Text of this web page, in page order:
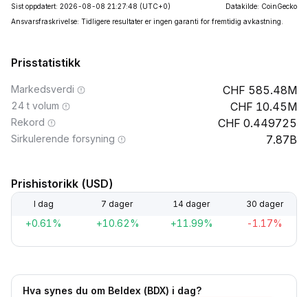
Sist oppdatert: 2026-08-08 21:27:48 (UTC+0)
Datakilde: CoinGecko
Ansvarsfraskrivelse: Tidligere resultater er ingen garanti for fremtidig avkastning.
Prisstatistikk
Markedsverdi 585.48M
24 t volum 10.45M
Rekord 0.449725
Sirkulerende forsyning 7.87B
Prishistorikk (USD)
I dag 7 dager 14 dager 30 dager
+0.61% +10.62% +11.99% -1.17%
Hva synes du om Beldex (BDX) i dag?